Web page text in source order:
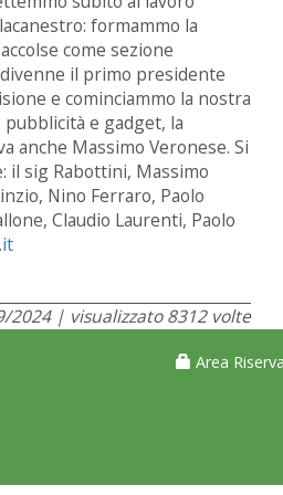
formammo la
come sezione
il primo presidente
e cominciammo la nostra
e gadget, la
anche Massimo Veronese. Si
il sig Rabottini, Massimo
Nino Ferraro, Paolo
Claudio Laurenti, Paolo
2024 | visualizzato 8312 volte
Area